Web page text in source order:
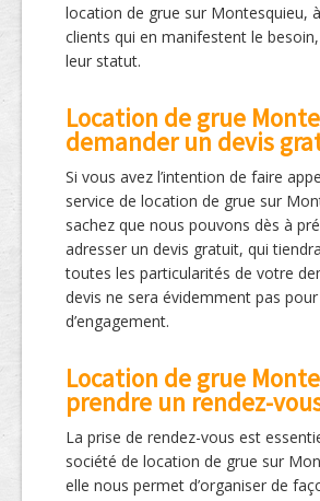
location de grue sur Montesquieu,
clients qui en manifestent le
leur statut.
Location de grue
demander un devis
Si vous avez l’intention de faire
service de location de grue sur
sachez que nous pouvons dès à
adresser un devis gratuit, qui
toutes les particularités de votre
devis ne sera évidemment pas
d’engagement.
Location de grue
prendre un rendez-
La prise de rendez-vous est
société de location de grue sur
elle nous permet d’organiser de